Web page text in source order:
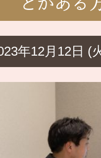
年12月12日 (